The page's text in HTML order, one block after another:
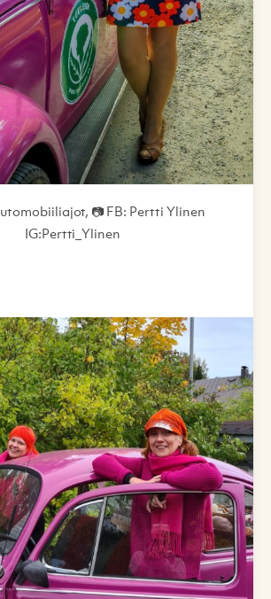
📷 FB: Pertti Ylinen
IG:Pertti_Ylinen